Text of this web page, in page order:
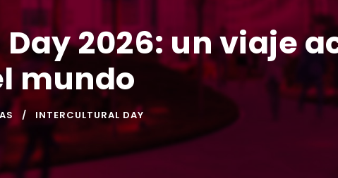
2026: un viaje
mundo
INTERCULTURAL DAY